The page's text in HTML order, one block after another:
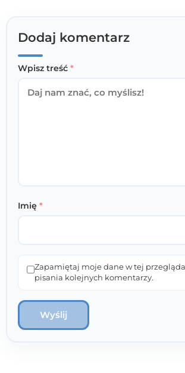
Dodaj komentarz
Wpisz treść *
Imię *
Zapamiętaj moje dane w tej
pisania kolejnych komentarzy.